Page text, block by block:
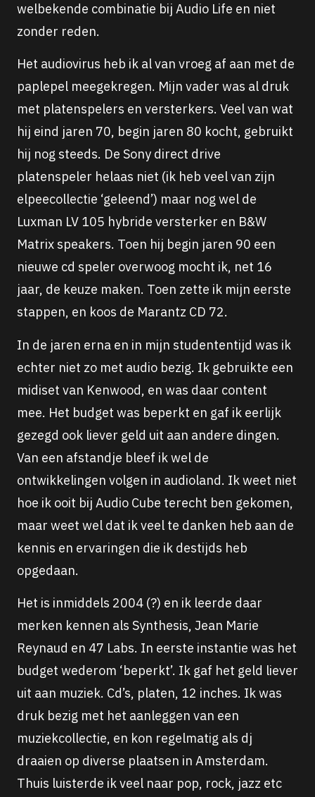
welbekende combinatie bij Audio Life en niet
zonder reden.
Het audiovirus heb ik al van vroeg af aan met de
paplepel meegekregen. Mijn vader was al druk
met platenspelers en versterkers. Veel van wat
hij eind jaren 70, begin jaren 80 kocht, gebruikt
hij nog steeds. De Sony direct drive
platenspeler helaas niet (ik heb veel van zijn
elpeecollectie ‘geleend’) maar nog wel de
Luxman LV 105 hybride versterker en B&W
Matrix speakers. Toen hij begin jaren 90 een
nieuwe cd speler overwoog mocht ik, net 16
jaar, de keuze maken. Toen zette ik mijn eerste
stappen, en koos de Marantz CD 72.
In de jaren erna en in mijn studententijd was ik
echter niet zo met audio bezig. Ik gebruikte een
midiset van Kenwood, en was daar content
mee. Het budget was beperkt en gaf ik eerlijk
gezegd ook liever geld uit aan andere dingen.
Van een afstandje bleef ik wel de
ontwikkelingen volgen in audioland. Ik weet niet
hoe ik ooit bij Audio Cube terecht ben gekomen,
maar weet wel dat ik veel te danken heb aan de
kennis en ervaringen die ik destijds heb
opgedaan.
Het is inmiddels 2004 (?) en ik leerde daar
merken kennen als Synthesis, Jean Marie
Reynaud en 47 Labs. In eerste instantie was het
budget wederom ‘beperkt’. Ik gaf het geld liever
uit aan muziek. Cd’s, platen, 12 inches. Ik was
druk bezig met het aanleggen van een
muziekcollectie, en kon regelmatig als dj
draaien op diverse plaatsen in Amsterdam.
Thuis luisterde ik veel naar pop, rock, jazz etc